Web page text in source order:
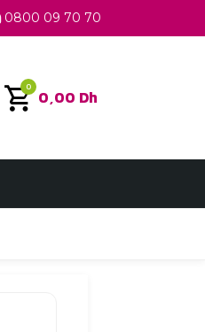
0800 09 70 70
0,00 Dh
0